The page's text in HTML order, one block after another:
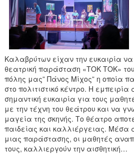
Καλαβρύτων είχαν την ευκαιρία
θεατρική παράσταση «ΤΟΚ ΤΟΚ»
πόλης μας” Πάνος Μίχος” η οποία
στο πολιτιστικό κέντρο. Η
σημαντική ευκαιρία για τους
με την τέχνη του θεάτρου και να
μαγεία της σκηνής. Το θέατρο
παιδείας και καλλιέργειας. Μέσα
μιας παράστασης, οι μαθητές
τους, καλλιεργούν την αισθητική…